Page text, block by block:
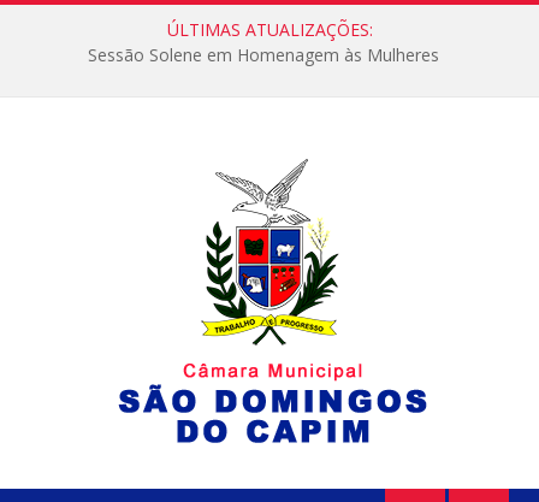
ÚLTIMAS ATUALIZAÇÕES:
Sessão Solene em Homenagem às Mulheres